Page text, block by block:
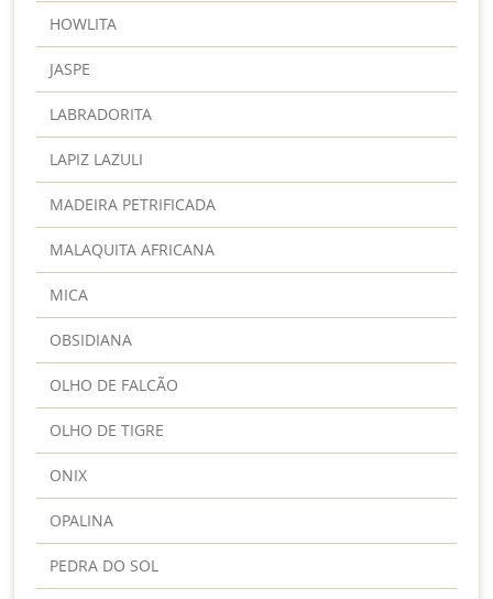
HOWLITA
JASPE
LABRADORITA
LAPIZ LAZULI
MADEIRA PETRIFICADA
MALAQUITA AFRICANA
MICA
OBSIDIANA
OLHO DE FALCÃO
OLHO DE TIGRE
ONIX
OPALINA
PEDRA DO SOL